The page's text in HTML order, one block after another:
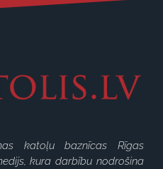
katoļu baznīcas Rīgas
kura darbību nodrošina